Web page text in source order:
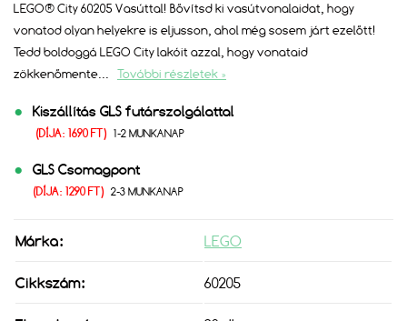
LEGO® City 60205 Vasúttal! Bővítsd ki vasútvonalaidat, hogy
vonatod olyan helyekre is eljusson, ahol még sosem járt ezelőtt!
Tedd boldoggá LEGO City lakóit azzal, hogy vonataid
zökkenőmente
További részletek »
Kiszállítás GLS futárszolgálattal
(DÍJA: 1690 FT) 1-2 MUNKANAP
GLS Csomagpont
(DÍJA: 1290 FT) 2-3 MUNKANAP
Márka: LEGO
Cikkszám: 60205